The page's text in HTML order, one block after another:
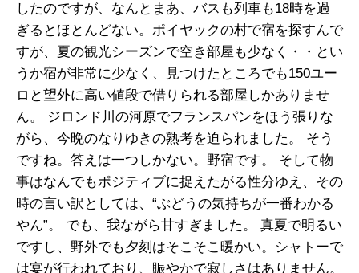
したのですが、なんとまあ、バスも列車も18時を過
ぎるとほとんどない。ポイヤックの村で宿を探すんで
すが、夏の観光シーズンで空き部屋も少なく・・とい
うか宿が非常に少なく、見つけたところでも150ユー
ロと望外に高い値段で借りられる部屋しかありませ
ん。 ジロンド川の河原でフランスパンをほう張りな
がら、今晩のなりゆきの熟考を迫られました。 そう
ですね。答えは一つしかない。野宿です。 そして物
事はなんでもポジティブに捉えたがる性分ゆえ、その
時の言い訳としては、“ぶどうの気持ちが一番わかる
やん”。 でも、我ながら甘すぎました。 真夏で明るい
ですし、野外でも夕刻はそこそこ暖かい。シャトーで
は宴が行われており、賑やかで寂しさはありません。